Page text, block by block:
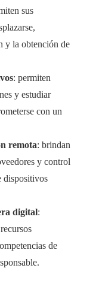
sus
y la obtención de
: permiten
y estudiar
con un
remota: brindan
y control
dispositivos
digital:
de